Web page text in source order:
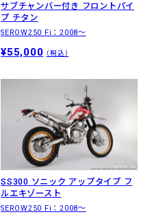
サブチャンバー付き フロントパイ
プ チタン
SEROW250 Fi：2008〜
¥55,000 （税込）
SS300 ソニック アップタイプ フ
ルエキゾースト
SEROW250 Fi：2008〜